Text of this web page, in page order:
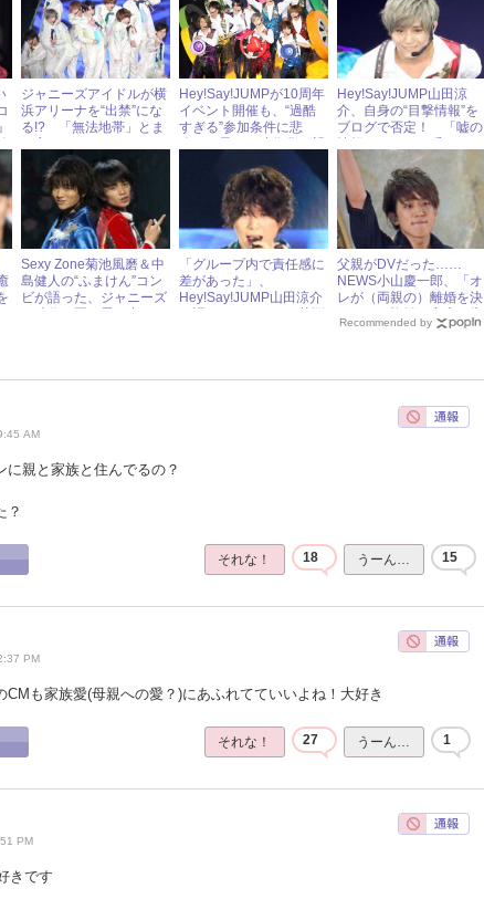
ジャニーズアイドルが横
浜アリーナを“出禁”にな
る!? 「無法地帯」とま
の酷さ
Hey!Say!JUMPが10周年
イベント開催も、“過酷
すぎる”参加条件に悲
Hey!Say!JUMP山田涼
介、自身の“目撃情報”を
ブログで否定！ 「嘘の
Sexy Zone菊池風磨＆中
島健人の“ふまけん”コン
ビが語った、ジャニーズ
「グループ内で責任感に
差があった」、
Hey!Say!JUMP山田涼介
父親がDVだった……
NEWS小山慶一郎、「オ
レが（両親の）離婚を決
めた」と複雑な家庭を告
白
Recommended by
AM
に親と家族と住んでるの？
？
それな！ 18 うーん… 15
PM
CMも家族愛(母親への愛？)にあふれてていいよね！大好き
それな！ 27 うーん… 1
PM
きです